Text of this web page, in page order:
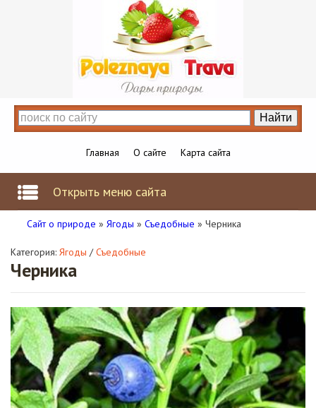
Главная О сайте Карта сайта
Открыть меню сайта
Сайт о природе » Ягоды » Съедобные » Черника
Категория: Ягоды /Съедобные
Черника